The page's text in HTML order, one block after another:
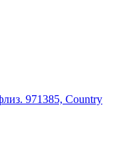
971385, Country